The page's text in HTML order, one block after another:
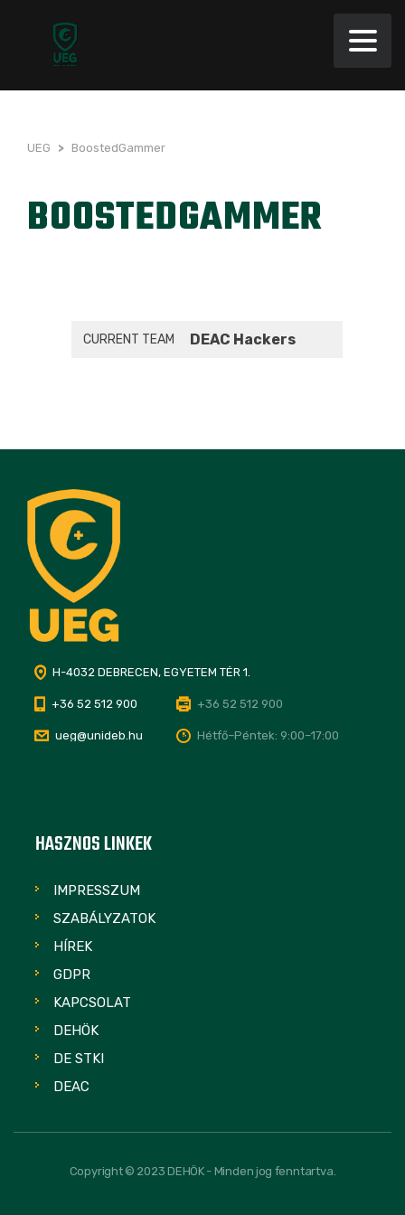
UEG > BoostedGammer
BOOSTEDGAMMER
CURRENT TEAM DEAC Hackers
H-4032 DEBRECEN, EGYETEM TÉR 1.
+36 52 512 900 +36 52 512 900
ueg@unideb.hu Hétfő–Péntek: 9:00–17:00
HASZNOS LINKEK
IMPRESSZUM
SZABÁLYZATOK
HÍREK
GDPR
KAPCSOLAT
DEHÖK
DE STKI
DEAC
Copyright © 2023 DEHÖK - Minden jog fenntartva.